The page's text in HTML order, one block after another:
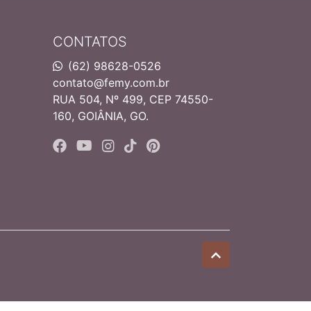
CONTATOS
(62) 98628-0526
contato@femy.com.br
RUA 504, Nº 499, CEP 74550-
160, GOIÂNIA, GO.